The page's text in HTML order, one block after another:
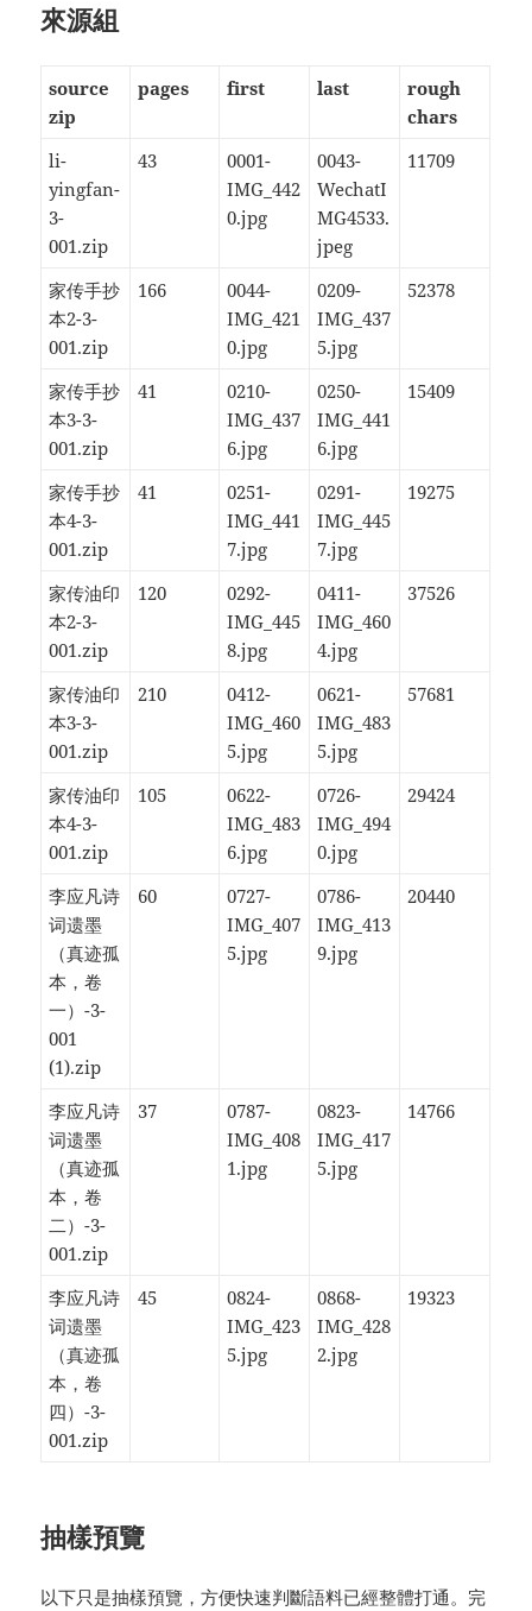
來源組
source
zip
pages first last
rough
chars
li-
yingfan-
3-
001.zip
43
0001-
IMG_442
0.jpg
0043-
WechatI
MG4533.
jpeg
11709
家传手抄
本2-3-
001.zip
166
0044-
IMG_421
0.jpg
0209-
IMG_437
5.jpg
52378
家传手抄
本3-3-
001.zip
41
0210-
IMG_437
6.jpg
0250-
IMG_441
6.jpg
15409
家传手抄
本4-3-
001.zip
41
0251-
IMG_441
7.jpg
0291-
IMG_445
7.jpg
19275
家传油印
本2-3-
001.zip
120
0292-
IMG_445
8.jpg
0411-
IMG_460
4.jpg
37526
家传油印
本3-3-
001.zip
210
0412-
IMG_460
5.jpg
0621-
IMG_483
5.jpg
57681
家传油印
本4-3-
001.zip
105
0622-
IMG_483
6.jpg
0726-
IMG_494
0.jpg
29424
李应凡诗
词遗墨
（真迹孤
本，卷
一）-3-
001
(1).zip
60
0727-
IMG_407
5.jpg
0786-
IMG_413
9.jpg
20440
李应凡诗
词遗墨
（真迹孤
本，卷
二）-3-
001.zip
37
0787-
IMG_408
1.jpg
0823-
IMG_417
5.jpg
14766
李应凡诗
词遗墨
（真迹孤
本，卷
四）-3-
001.zip
45
0824-
IMG_423
5.jpg
0868-
IMG_428
2.jpg
19323
抽樣預覽
以下只是抽樣預覽，方便快速判斷語料已經整體打通。完